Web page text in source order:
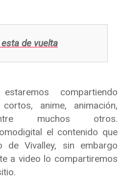
de vuelta
compartiendo
anime, animación,
muchos otros.
el contenido que
de Vivalley, sin embargo
a video lo compartiremos